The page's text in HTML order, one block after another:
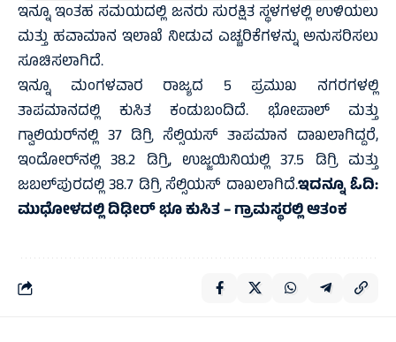
ಇನ್ನೂ ಇಂತಹ ಸಮಯದಲ್ಲಿ ಜನರು ಸುರಕ್ಷಿತ ಸ್ಥಳಗಳಲ್ಲಿ ಉಳಿಯಲು
ಮತ್ತು ಹವಾಮಾನ ಇಲಾಖೆ ನೀಡುವ ಎಚ್ಚರಿಕೆಗಳನ್ನು ಅನುಸರಿಸಲು
ಸೂಚಿಸಲಾಗಿದೆ.
ಇನ್ನೂ ಮಂಗಳವಾರ ರಾಜ್ಯದ 5 ಪ್ರಮುಖ ನಗರಗಳಲ್ಲಿ
ತಾಪಮಾನದಲ್ಲಿ ಕುಸಿತ ಕಂಡುಬಂದಿದೆ. ಭೋಪಾಲ್ ಮತ್ತು
ಗ್ವಾಲಿಯರ್‌ನಲ್ಲಿ 37 ಡಿಗ್ರಿ ಸೆಲ್ಸಿಯಸ್ ತಾಪಮಾನ ದಾಖಲಾಗಿದ್ದರೆ,
ಇಂದೋರ್‌ನಲ್ಲಿ 38.2 ಡಿಗ್ರಿ, ಉಜ್ಜಯಿನಿಯಲ್ಲಿ 37.5 ಡಿಗ್ರಿ ಮತ್ತು
ಜಬಲ್‌ಪುರದಲ್ಲಿ 38.7 ಡಿಗ್ರಿ ಸೆಲ್ಸಿಯಸ್ ದಾಖಲಾಗಿದೆ.ಇದನ್ನೂ ಓದಿ:
ಮುಧೋಳದಲ್ಲಿ ದಿಢೀರ್ ಭೂ ಕುಸಿತ – ಗ್ರಾಮಸ್ಥರಲ್ಲಿ ಆತಂಕ